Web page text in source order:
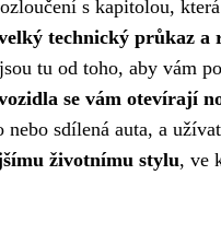
s kapitolou,
technický průkaz a
tu od toho, aby vám
se vám otevírají
nebo sdílená auta, a
životnímu stylu, ve